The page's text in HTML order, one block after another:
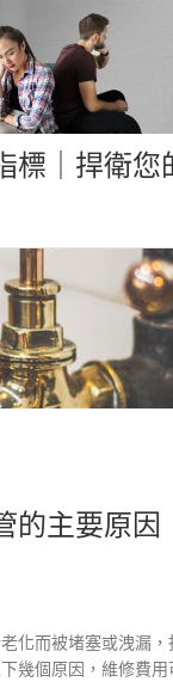
標｜捍衛
的主要原因
化而被堵塞或洩漏
幾個原因，維修費用